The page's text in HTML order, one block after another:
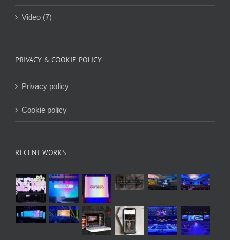
Video (7)
PRIVACY & COOKIE POLICY
Privacy policy
Cookie policy
RECENT WORKS